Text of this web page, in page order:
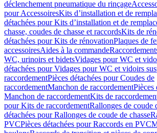
déclenchement pneumatique du rinçage
pour AccessoiresKits d’installation et de
détachées pour Kits d’installation et de
chasse, coudes de chasse et raccordsKits de
détachées pour Kits de rénovationPlaques de
accessoiresAides à la commande
WC, urinoirs et bidetsVidages pour WC et
détachées pour Vidages pour WC et vidoirs
raccordementPièces détachées pour Coudes de
raccordementManchon de raccordementPièces
Manchon de raccordementKits de
pour Kits de raccordementRallonges de coude
détachées pour Rallonges de coude de chasse
PVCPièces détachées pour Raccords en PVC